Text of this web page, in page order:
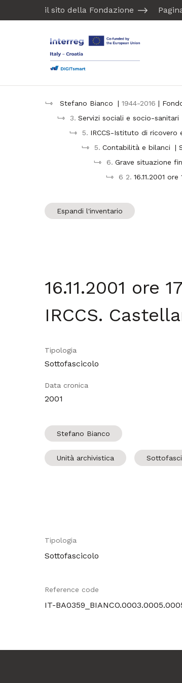
il sito della Fondazione
Stefano Bianco | 1944-2016 |
3. Servizi sociali e socio-sanitari
5. IRCCS-Istituto di ricovero
5. Contabilità e bilanci
|
6. Grave situazione
6 2. 16.11.2001
Espandi l'inventario
16.11.2001 ore
IRCCS.
Tipologia
Sottofascicolo
Data cronica
2001
Stefano Bianco
Unità archivistica
Tipologia
Sottofascicolo
Reference code
IT-